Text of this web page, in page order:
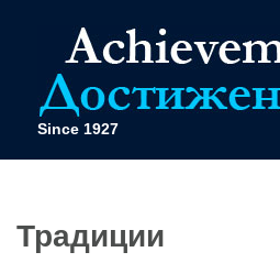
Since 1927
Традиции